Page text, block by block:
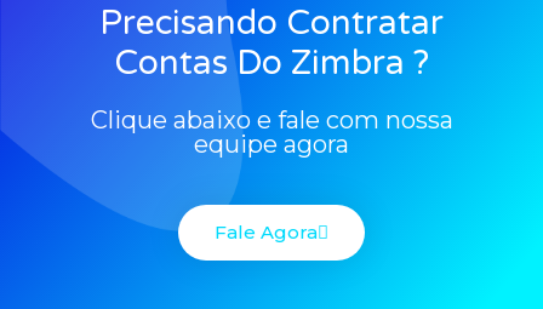
Precisando Contratar
Contas Do Zimbra ?
Clique abaixo e fale com nossa
equipe agora
Fale Agora